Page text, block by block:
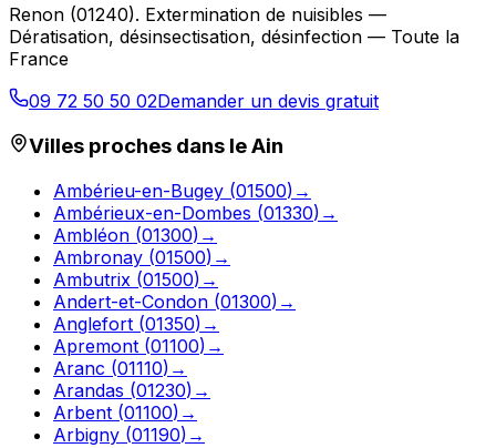
Renon (01240). Extermination de nuisibles —
Dératisation, désinsectisation, désinfection — Toute la
France
09 72 50 50 02Demander un devis gratuit
Villes proches dans leAin
Ambérieu-en-Bugey (01500) →
Ambérieux-en-Dombes (01330) →
Ambléon (01300) →
Ambronay (01500) →
Ambutrix (01500) →
Andert-et-Condon (01300) →
Anglefort (01350) →
Apremont (01100) →
Aranc (01110) →
Arandas (01230) →
Arbent (01100) →
Arbigny (01190) →